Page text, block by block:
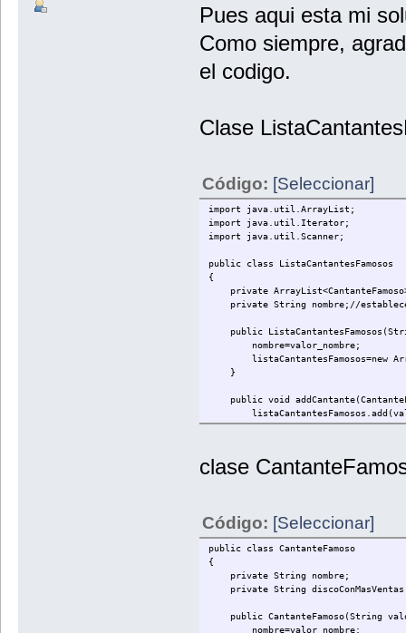
Pues aqui esta mi
Como siempre,
el codigo.
Clase
Código: [Seleccionar]
import java.util.ArrayList;
import java.util.Iterator;
import java.util.Scanner;
public class ListaCantantesFamosos
{
private
private String nombre;//
public
nombre=valor_nombre;
listaCantantesFamosos=new
}
public void
}
System.out.println("Cantante:
System.out.println("Disco mas
}
}
public void
System.out.println("Por favor,
String
clase
Código: [Seleccionar]
public class CantanteFamoso
{
private String nombre;
private String
public CantanteFamoso(String
nombre=valor_nombre;